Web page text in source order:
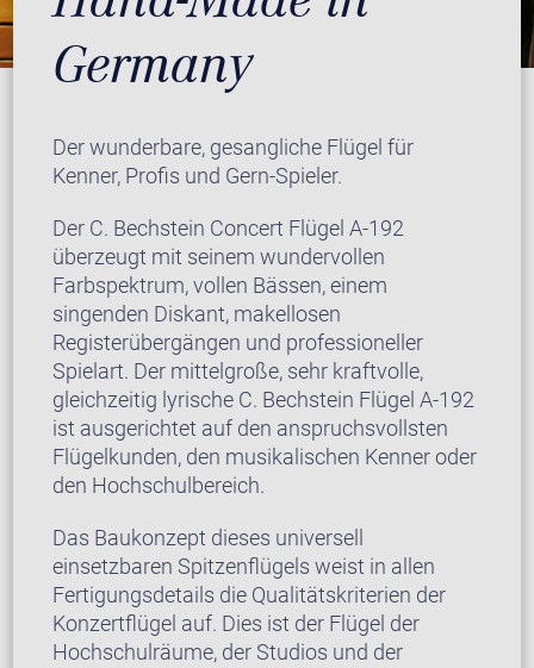
Germany
Der wunderbare, gesangliche Flügel für
Kenner, Profis und Gern-Spieler.
Der C. Bechstein Concert Flügel A-192
überzeugt mit seinem wundervollen
Farbspektrum, vollen Bässen, einem
singenden Diskant, makellosen
Registerübergängen und professioneller
Spielart. Der mittelgroße, sehr kraftvolle,
gleichzeitig lyrische C. Bechstein Flügel A-192
ist ausgerichtet auf den anspruchsvollsten
Flügelkunden, den musikalischen Kenner oder
den Hochschulbereich.
Das Baukonzept dieses universell
einsetzbaren Spitzenflügels weist in allen
Fertigungsdetails die Qualitätskriterien der
Konzertflügel auf. Dies ist der Flügel der
Hochschulräume, der Studios und der